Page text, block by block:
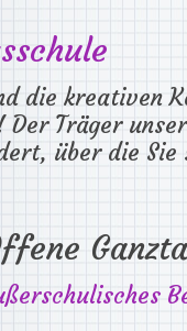
die kreativen
Träger
über die